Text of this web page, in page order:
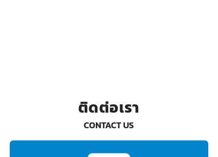
CONTACT US
ติดต่อเรา